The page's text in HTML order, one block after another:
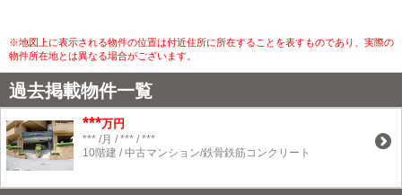
※地図上に表示される物件の位置は付近住所に所在することを表すものであり、実際の
物件所在地とは異なる場合がございます。
過去掲載物件一覧
***万円
*** /月 / *** / ***
10階建 / 中古マンション/鉄骨鉄筋コンクリート